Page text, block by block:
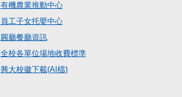
有機農業推動中心
員工子女托嬰中心
圓廳餐廳資訊
全校各單位場地收費標準
興大校徽下載(AI檔)